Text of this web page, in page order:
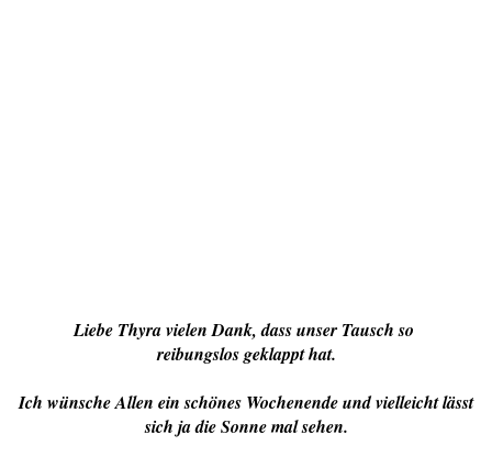
Liebe Thyra vielen Dank, dass unser Tausch so
reibungslos geklappt hat.
Ich wünsche Allen ein schönes Wochenende und vielleicht lässt
sich ja die Sonne mal sehen.